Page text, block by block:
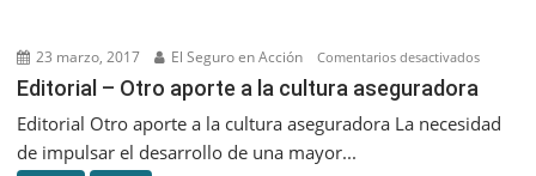
23 marzo, 2017 El Seguro en Acción Comentarios desactivadosen
Otro
Editorial – Otro aporte a la cultura aseguradora
Editorial Otro aporte a la cultura aseguradora La necesidad
de impulsar el desarrollo de una mayor...